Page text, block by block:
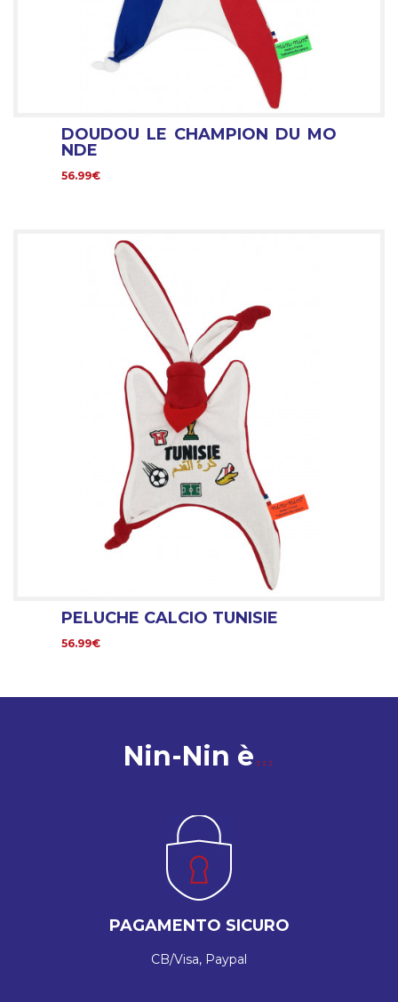
DOUDOU LE CHAMPION DU MO
NDE
56.99€
PELUCHE CALCIO TUNISIE
56.99€
Nin-Nin è
PAGAMENTO SICURO
CB/Visa, Paypal